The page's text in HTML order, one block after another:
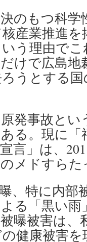
のもつ科学
産業推進
う理由で
けで広島
うとする
発事故とい
る。現に「
言」は、
メドすら
特に内部被
る「黒い雨
曝被害は、
健康被害